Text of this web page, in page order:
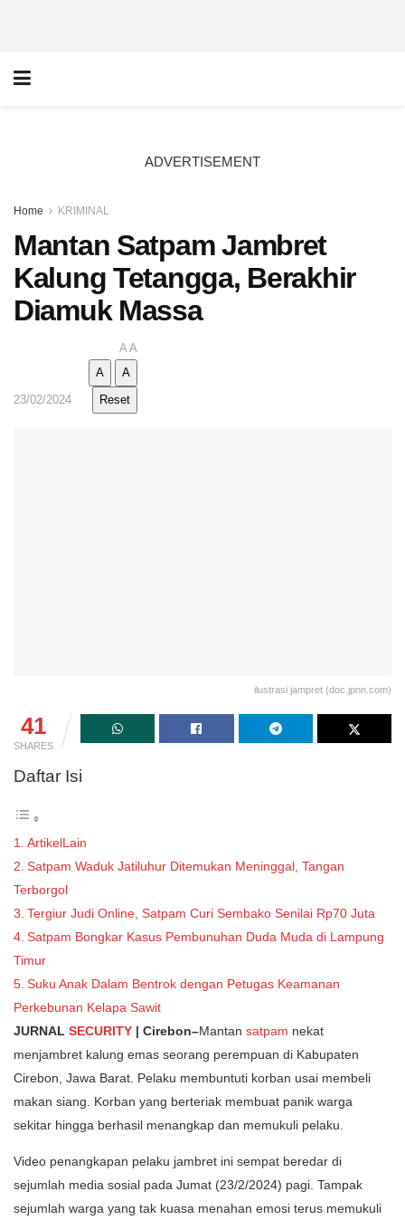
ADVERTISEMENT
Home KRIMINAL
Mantan Satpam Jambret
Kalung Tetangga, Berakhir
Diamuk Massa
23/02/2024
A A
A
A
Reset
ilustrasi jampret (doc.jpnn.com)
41
SHARES
Daftar Isi
ArtikelLain
Satpam Waduk Jatiluhur Ditemukan Meninggal, Tangan
Terborgol
Tergiur Judi Online, Satpam Curi Sembako Senilai Rp70 Juta
Satpam Bongkar Kasus Pembunuhan Duda Muda di Lampung
Timur
Suku Anak Dalam Bentrok dengan Petugas Keamanan
Perkebunan Kelapa Sawit
JURNAL SECURITY | Cirebon–Mantan satpam nekat
menjambret kalung emas seorang perempuan di Kabupaten
Cirebon, Jawa Barat. Pelaku membuntuti korban usai membeli
makan siang. Korban yang berteriak membuat panik warga
sekitar hingga berhasil menangkap dan memukuli pelaku.
Video penangkapan pelaku jambret ini sempat beredar di
sejumlah media sosial pada Jumat (23/2/2024) pagi. Tampak
sejumlah warga yang tak kuasa menahan emosi terus memukuli